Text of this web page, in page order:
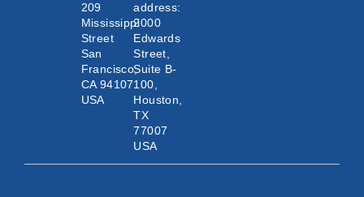
209
Mississippi
Street
San
Francisco,
CA 94107
USA
address:
2000
Edwards
Street,
Suite B-
100,
Houston,
TX
77007
USA